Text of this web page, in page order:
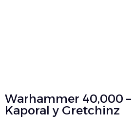
Warhammer 40,000 –
Kaporal y Gretchinz